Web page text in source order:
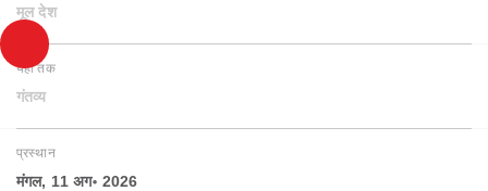
मूल देश
यहाँ तक
गंतव्य
प्रस्थान
मंगल, 11 अग॰ 2026